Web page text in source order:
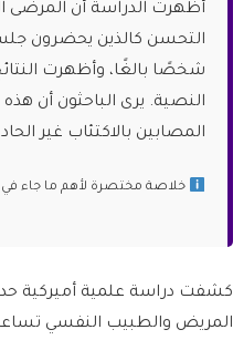
أظهرت الدراسة أن المرضى
شخصًا بالغًا، وأظهرت
النصية. يرى الباحثون أن
المصابين بالاكتئاب غير الحاد.
خلاصة مختصرة لأهم ما جاء في
كشفت دراسة علمية أميركية
المريض والطبيب النفسي تساعد